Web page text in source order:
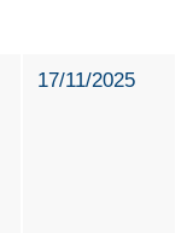
17/11/2025